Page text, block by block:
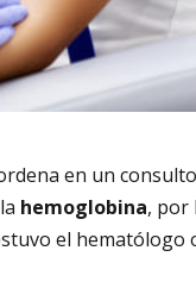
en un
hemoglobina, por
el hematólogo